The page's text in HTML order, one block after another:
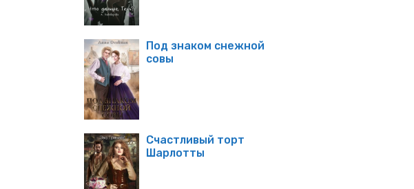
Под знаком снежной
совы
Счастливый торт
Шарлотты